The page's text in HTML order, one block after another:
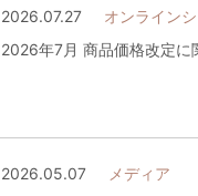
2026.07.27
オンライン
2026年7月 商品価格改定に
2026.05.07
メディア